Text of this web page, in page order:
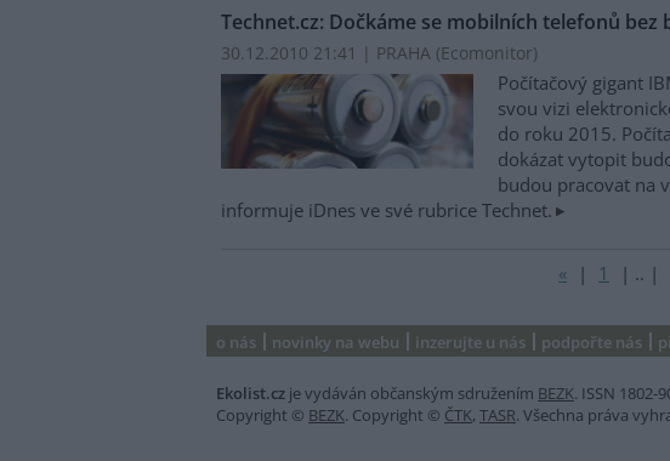
Technet.cz: Dočkáme se mobilních telefonů bez
30.12.2010 21:41 | PRAHA (Ecomonitor)
Počítačový gigant
svou vizi
do roku 2015.
dokázat vytopit
budou pracovat na
informuje iDnes ve své rubrice Technet.
« | 1 | .. |
o nás novinky na webu inzerujte u nás podpořte nás
Ekolist.cz je vydáván občanským sdružením BEZK. ISSN 1802-
Copyright © BEZK. Copyright © ČTK, TASR. Všechna práva